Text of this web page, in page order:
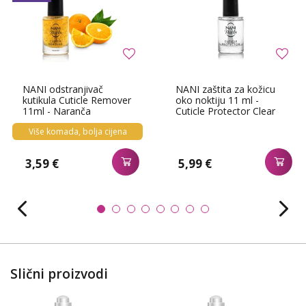
NANI odstranjivač
kutikula Cuticle Remover
11ml - Naranča
Više komada, bolja cijena
3,59 €
NANI zaštita za kožicu
oko noktiju 11 ml -
Cuticle Protector Clear
5,99 €
Slični proizvodi